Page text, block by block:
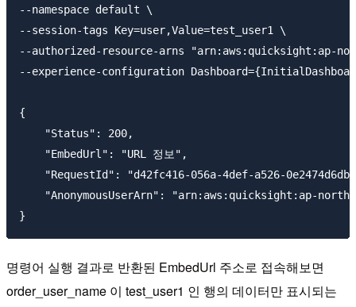
--namespace default \
--session-tags Key=user,Value=test_user1 \
--authorized-resource-arns "arn:aws:quicksight:ap-
--experience-configuration
{
    "Status": 200,
    "EmbedUrl": "URL 정보",
"RequestId": "d42fc416-056a-4def-a526-
"AnonymousUserArn": "arn:aws:quicksight:ap-
명령어 실행 결과로 반환된 EmbedUrl 주소로 접속해보면
order_user_name 이 test_user1 인 행의 데이터만 표시되는